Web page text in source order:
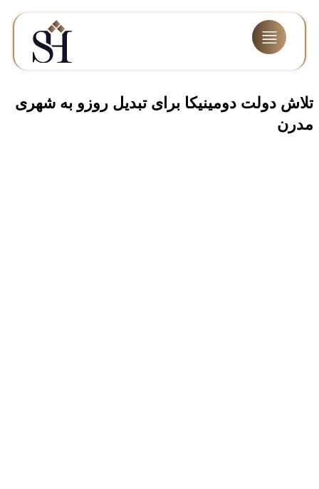
تلاش دولت دومینیکا برای تبدیل رو‌زو به شهری
مدرن